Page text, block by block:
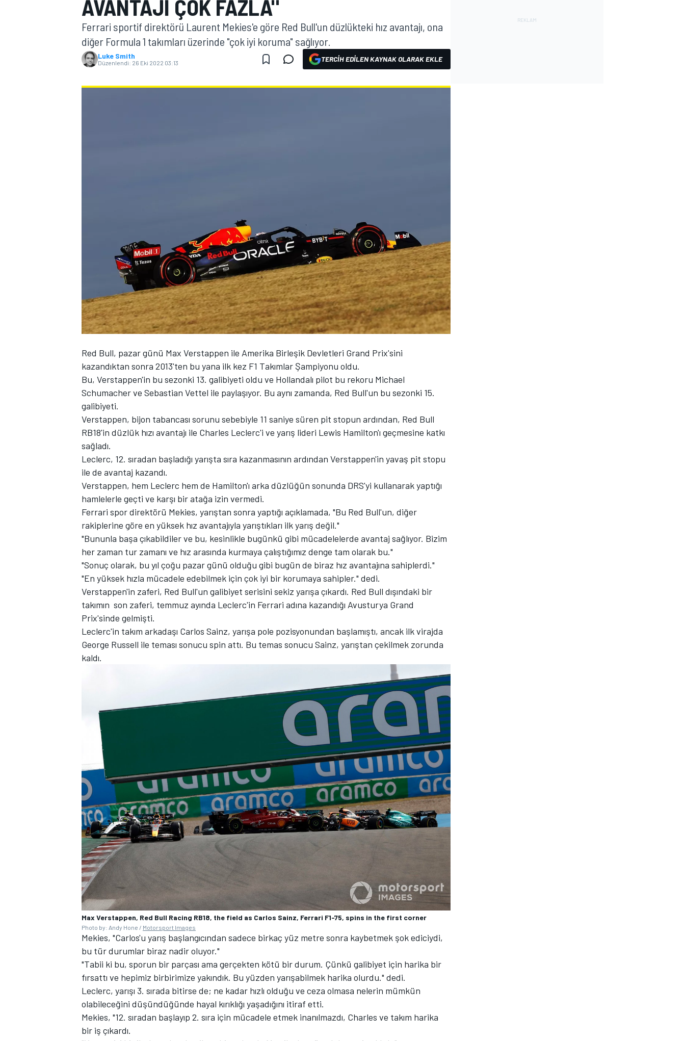
MOTOGP
WRC
TÜRK SPORCULAR
MOTOSİKLET
AVANTAJI ÇOK FAZLA"
Ferrari sportif direktörü Laurent Mekies'e göre Red Bull'un düzlükteki hız avantajı, ona
diğer Formula 1 takımları üzerinde "çok iyi koruma" sağlıyor.
Luke Smith
Düzenlendi: 26 Eki 2022 03:13 TERCIH EDILEN KAYNAK OLARAK EKLE
Red Bull, pazar günü Max Verstappen ile Amerika Birleşik Devletleri Grand Prix'sini
kazandıktan sonra 2013'ten bu yana ilk kez F1 Takımlar Şampiyonu oldu.
Bu, Verstappen'in bu sezonki 13. galibiyeti oldu ve Hollandalı pilot bu rekoru Michael
Schumacher ve Sebastian Vettel ile paylaşıyor. Bu aynı zamanda, Red Bull'un bu sezonki 15.
galibiyeti.
Verstappen, bijon tabancası sorunu sebebiyle 11 saniye süren pit stopun ardından, Red Bull
RB18'in düzlük hızı avantajı ile Charles Leclerc'i ve yarış lideri Lewis Hamilton'ı geçmesine katkı
sağladı.
Leclerc, 12. sıradan başladığı yarışta sıra kazanmasının ardından Verstappen'in yavaş pit stopu
ile de avantaj kazandı.
Verstappen, hem Leclerc hem de Hamilton'ı arka düzlüğün sonunda DRS'yi kullanarak yaptığı
hamlelerle geçti ve karşı bir atağa izin vermedi.
Ferrari spor direktörü Mekies, yarıştan sonra yaptığı açıklamada, "Bu Red Bull'un, diğer
rakiplerine göre en yüksek hız avantajıyla yarıştıkları ilk yarış değil."
"Bununla başa çıkabildiler ve bu, kesinlikle bugünkü gibi mücadelelerde avantaj sağlıyor. Bizim
her zaman tur zamanı ve hız arasında kurmaya çalıştığımız denge tam olarak bu."
"Sonuç olarak, bu yıl çoğu pazar günü olduğu gibi bugün de biraz hız avantajına sahiplerdi."
"En yüksek hızla mücadele edebilmek için çok iyi bir korumaya sahipler." dedi.
Verstappen'in zaferi, Red Bull'un galibiyet serisini sekiz yarışa çıkardı. Red Bull dışındaki bir
takımın son zaferi, temmuz ayında Leclerc'in Ferrari adına kazandığı Avusturya Grand
Prix'sinde gelmişti.
Leclerc'in takım arkadaşı Carlos Sainz, yarışa pole pozisyonundan başlamıştı, ancak ilk virajda
George Russell ile teması sonucu spin attı. Bu temas sonucu Sainz, yarıştan çekilmek zorunda
kaldı.
Max Verstappen, Red Bull Racing RB18, the field as Carlos Sainz, Ferrari F1-75, spins in the first corner
Photo by: Andy Hone / Motorsport Images
Mekies, "Carlos'u yarış başlangıcından sadece birkaç yüz metre sonra kaybetmek şok ediciydi,
bu tür durumlar biraz nadir oluyor."
"Tabii ki bu, sporun bir parçası ama gerçekten kötü bir durum. Çünkü galibiyet için harika bir
fırsattı ve hepimiz birbirimize yakındık. Bu yüzden yarışabilmek harika olurdu." dedi.
Leclerc, yarışı 3. sırada bitirse de; ne kadar hızlı olduğu ve ceza olmasa nelerin mümkün
olabileceğini düşündüğünde hayal kırıklığı yaşadığını itiraf etti.
Mekies, "12. sıradan başlayıp 2. sıra için mücadele etmek inanılmazdı, Charles ve takım harika
bir iş çıkardı.